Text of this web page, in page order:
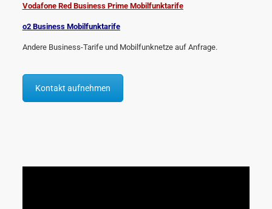
Vodafone Red Business Prime Mobilfunktarife
o2 Business Mobilfunktarife
Andere Business-Tarife und Mobilfunknetze auf Anfrage.
Kontakt aufnehmen